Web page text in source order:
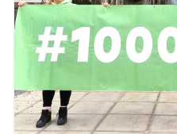
osallistui paljon
ukrainalaisia ja maahan